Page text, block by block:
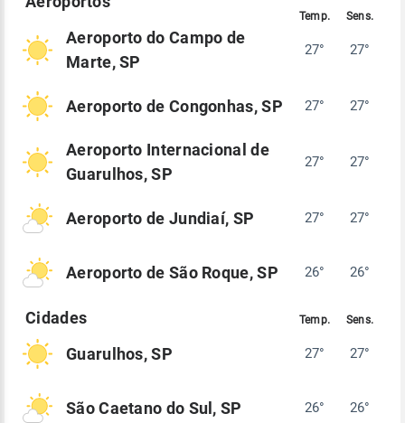
Aeroporto do Campo de
Marte, SP
27° 27°
Aeroporto de Congonhas, SP 27° 27°
Aeroporto Internacional de
Guarulhos, SP
27° 27°
Aeroporto de Jundiaí, SP 27° 27°
Aeroporto de São Roque, SP 26° 26°
Guarulhos, SP 27° 27°
São Caetano do Sul, SP 26° 26°